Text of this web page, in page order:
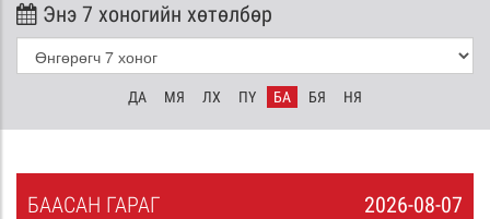
Энэ 7 хоногийн хөтөлбөр
ДА МЯ ЛХ ПҮ БА БЯ НЯ
2026-08-07
БААСАН ГАРАГ